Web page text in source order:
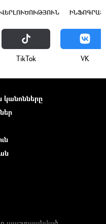
ՎԵՐԼՈՒԾՈՒԹՅՈՒՆ
ТikТоk VK